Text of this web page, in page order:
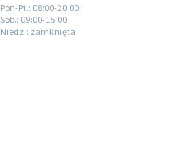
Pon-Pt.: 08:00-20:00
Sob.: 09:00-15:00
Niedz.: zamknięta